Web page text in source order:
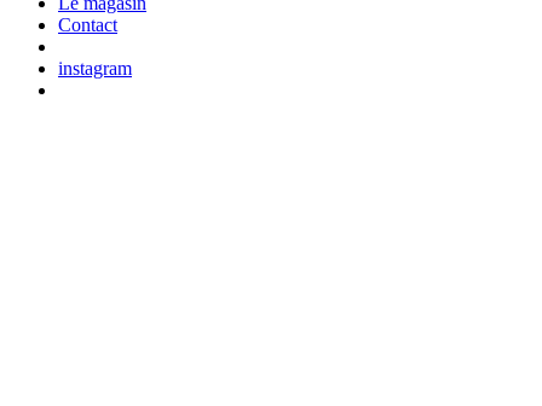
Contact
instagram